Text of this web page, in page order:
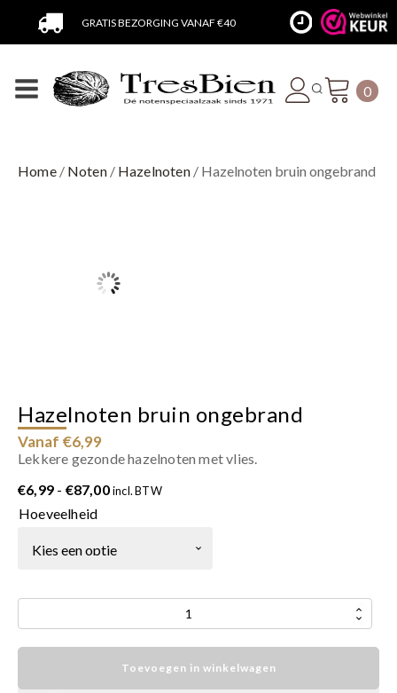
VANDAAG BESTELD BINNEN 48 UUR VERZONDEN
0
Home/ Noten/ Hazelnoten/ Hazelnoten bruin ongebrand
Hazelnoten bruin ongebrand
Vanaf €6,99
Lekkere gezonde hazelnoten met vlies.
€6,99 - €87,00Prijsklasse:
€87,00
incl. BTW
Hoeveelheid
bruin
ongebrand
Toevoegen in winkelwagen